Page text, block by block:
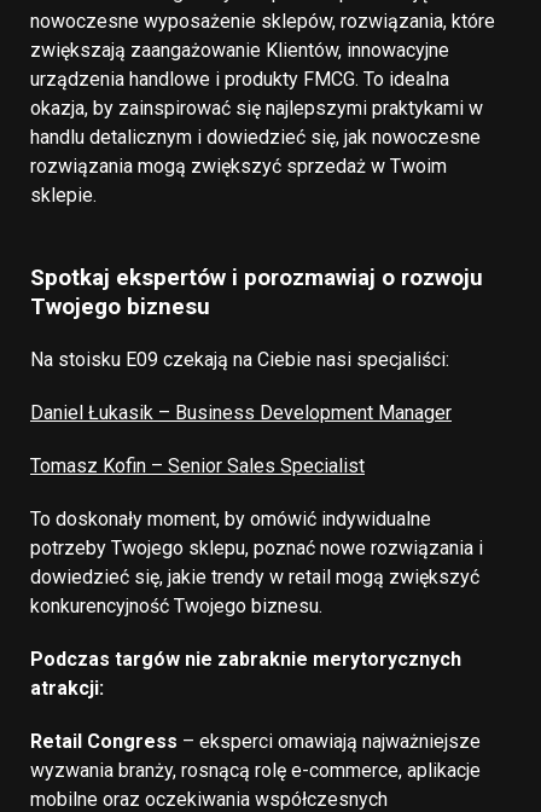
nowoczesne wyposażenie sklepów, rozwiązania, które
zwiększają zaangażowanie Klientów, innowacyjne
urządzenia handlowe i produkty FMCG. To idealna
okazja, by zainspirować się najlepszymi praktykami w
handlu detalicznym i dowiedzieć się, jak nowoczesne
rozwiązania mogą zwiększyć sprzedaż w Twoim
sklepie.
Spotkaj ekspertów i porozmawiaj o rozwoju
Twojego biznesu
Na stoisku E09 czekają na Ciebie nasi specjaliści:
Daniel Łukasik – Business Development Manager
Tomasz Kofin – Senior Sales Specialist
To doskonały moment, by omówić indywidualne
potrzeby Twojego sklepu, poznać nowe rozwiązania i
dowiedzieć się, jakie trendy w retail mogą zwiększyć
konkurencyjność Twojego biznesu.
Podczas targów nie zabraknie merytorycznych
atrakcji:
Retail Congress – eksperci omawiają najważniejsze
wyzwania branży, rosnącą rolę e-commerce, aplikacje
mobilne oraz oczekiwania współczesnych